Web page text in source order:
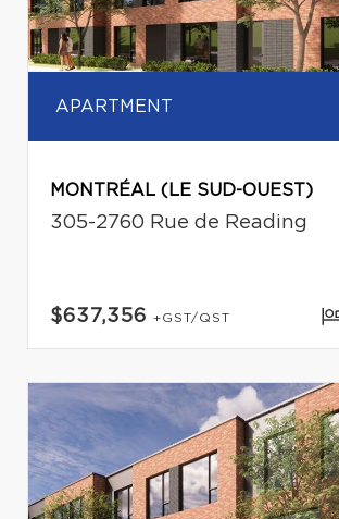
APARTMENT
MONTRÉAL (LE SUD-OUEST)
305-2760 Rue de Reading
$637,356 +GST/QST